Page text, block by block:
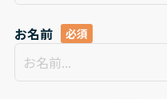
お名前